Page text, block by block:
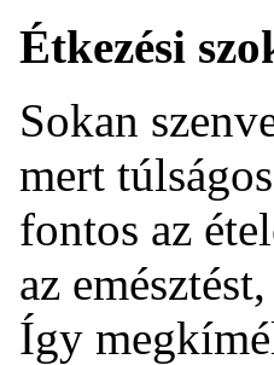
Étkezési
Sokan
mert
fontos az
az
Így